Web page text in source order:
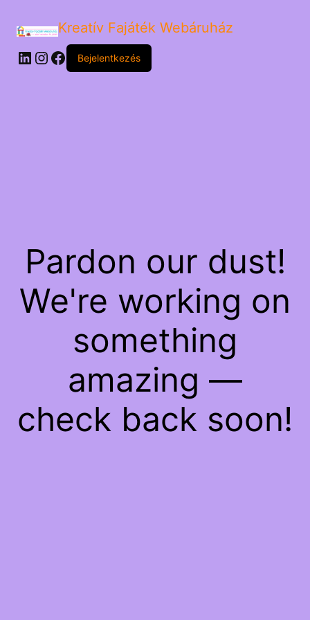
Kreatív Fajáték Webáruház
LinkedIn
Instagram
Facebook
Bejelentkezés
Pardon our dust!
We're working on
something
amazing —
check back soon!